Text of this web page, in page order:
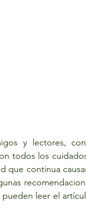
y lectores,
todos los
que continua
leer el